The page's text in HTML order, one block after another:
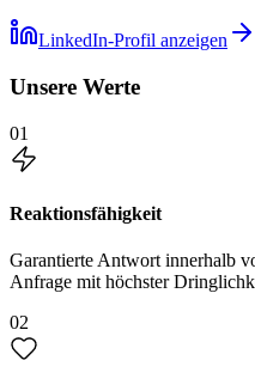
LinkedIn-Profil anzeigen
Unsere Werte
01
Reaktionsfähigkeit
Garantierte Antwort innerhalb
Anfrage mit höchster
02